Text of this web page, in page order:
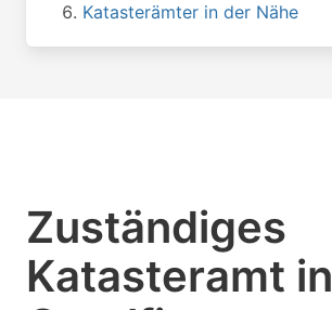
Katasterämter in der Nähe
Zuständiges
Katasteramt in